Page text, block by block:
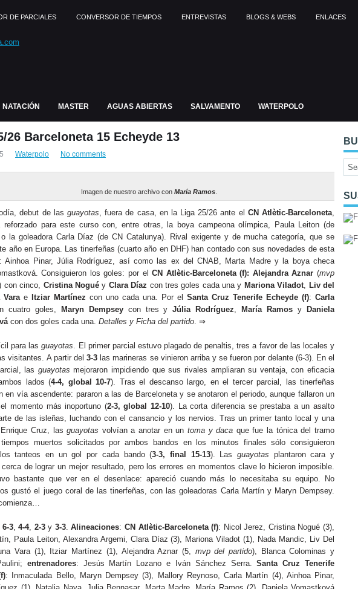
DE PARCIALES CONVERSOR DE TIEMPOS ENTREVISTAS BLOGS & WEBS ENLACES
NATACIÓN MASTER AGUAS ABIERTAS SALVAMENTO WATERPOLO
26 Barceloneta 15 Echeyde 13
Waterpolo No comments
Imagen de nuestro archivo con María Ramos
debut de las guayotas, fuera de casa, en la Liga 25/26 ante el CN Atlètic-Barceloneta,
para este curso con, entre otras, la boya campeona olímpica, Paula Leiton (de
la goleadora Carla Díaz (de CN Catalunya). Rival exigente y de mucha categoría, que se
año en Europa. Las tinerfeñas (cuarto año en DHF) han contado con sus novedades de esta
Ainhoa Pinar, Júlia Rodríguez, así como las ex del CNAB, Marta Madre y la boya checa
Consiguieron los goles: por elCN Atlètic-Barceloneta (f): Alejandra Aznar (mvp
con cinco, Cristina Noguéy Clara Díaz con tres goles cada una y Mariona Viladot, Liv del
Varae Itziar Martínez con uno cada una. Por el Santa Cruz Tenerife Echeyde (f): Carla
cuatro goles, Maryn Dempseycon tres yJúlia Rodríguez, María Ramosy
Daniela
con dos goles cada una. Detalles y Ficha del partido. ⇒
para lasguayotas. El primer parcial estuvo plagado de penaltis, tres a favor de las locales y
visitantes. A partir del3-3 las marineras se vinieron arriba y se fueron por delante (6-3). En el
las guayotas mejoraron impidiendo que sus rivales ampliaran su ventaja, con eficacia
lados (4-4, global 10-7). Tras el descanso largo, en el tercer parcial, las tinerfeñas
en vía ascendente: pararon a las de Barceloneta y se anotaron el periodo, aunque fallaron un
momento más inoportuno (2-3, global 12-10). La corta diferencia se prestaba a un asalto
de las isleñas, luchando con el cansancio y los nervios. Tras un primer tanto local y una
Cruz, lasguayotas volvían a anotar en un toma y daca que fue la tónica del tramo
muertos solicitados por ambos bandos en los minutos finales sólo consiguieron
tanteos en un gol por cada bando (3-3, final 15-13). Las guayotas plantaron cara y
de lograr un mejor resultado, pero los errores en momentos clave lo hicieron imposible.
bastante que ver en el desenlace: apareció cuando más lo necesitaba su equipo. No
gustó el juego coral de las tinerfeñas, con las goleadoras Carla Martín y Maryn Dempsey.
6-3,4-4, 2-3y 3-3.Alineaciones:CN Atlètic-Barceloneta (f): Nicol Jerez, Cristina Nogué (3),
Paula Leiton, Alexandra Argemi, Clara Díaz (3), Mariona Viladot (1), Nada Mandic, Liv Del
Vara (1), Itziar Martínez (1), Alejandra Aznar (5, mvp del partido), Blanca Colominas y
entrenadores: Jesús Martín Lozano e Iván Sánchez Serra.Santa Cruz Tenerife
: Inmaculada Bello, Maryn Dempsey (3), Mallory Reynoso, Carla Martín (4), Ainhoa Pinar,